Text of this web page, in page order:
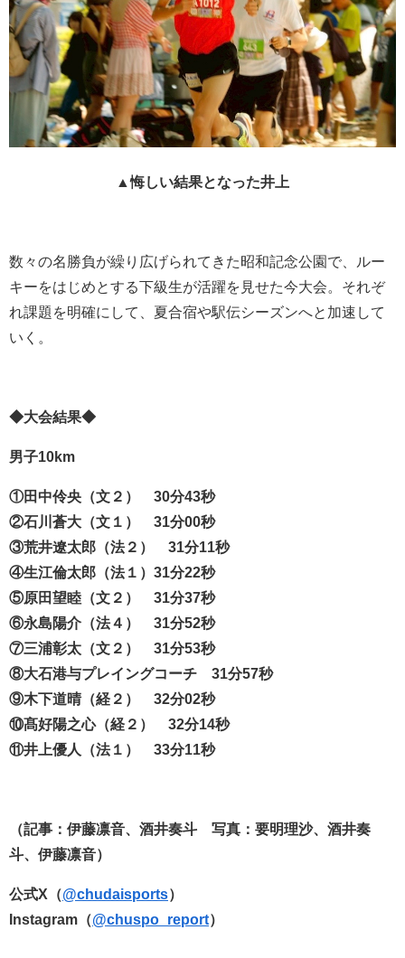
▲悔しい結果となった井上
数々の名勝負が繰り広げられてきた昭和記念公園で、ルー
キーをはじめとする下級生が活躍を見せた今大会。それぞ
れ課題を明確にして、夏合宿や駅伝シーズンへと加速して
いく。
◆大会結果◆
男子10km
①田中伶央（文２） 30分43秒
②石川蒼大（文１） 31分00秒
③荒井遼太郎（法２） 31分11秒
④生江倫太郎（法１）31分22秒
⑤原田望睦（文２） 31分37秒
⑥永島陽介（法４） 31分52秒
⑦三浦彰太（文２） 31分53秒
⑧大石港与プレイングコーチ 31分57秒
⑨木下道晴（経２） 32分02秒
⑩髙好陽之心（経２） 32分14秒
⑪井上優人（法１） 33分11秒
（記事：伊藤凛音、酒井奏斗 写真：要明理沙、酒井奏
斗、伊藤凛音）
公式X（@chudaisports）
Instagram（@chuspo_report）